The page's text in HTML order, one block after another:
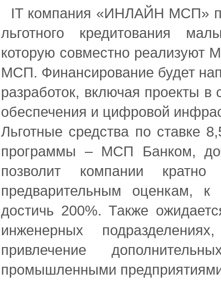
IT компания «ИНЛАЙН МСП»
льготного кредитования
которую совместно реализуют
МСП. Финансирование будет
разработок, включая проекты
обеспечения и цифровой
Льготные средства по ставке
программы – МСП Банком,
позволит компании
предварительным оценкам, к
достичь 200%. Также
инженерных
привлечение
промышленными